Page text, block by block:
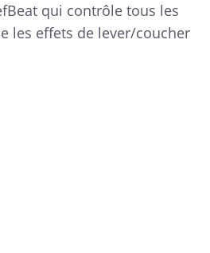
qui contrôle tous les
les effets de lever/coucher